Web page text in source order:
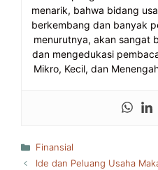
menarik, bahwa bidang
berkembang dan banyak
menurutnya, akan sangat
dan mengedukasi
Mikro, Kecil, dan
Kategori
Finansial
Ide dan Peluang Usaha